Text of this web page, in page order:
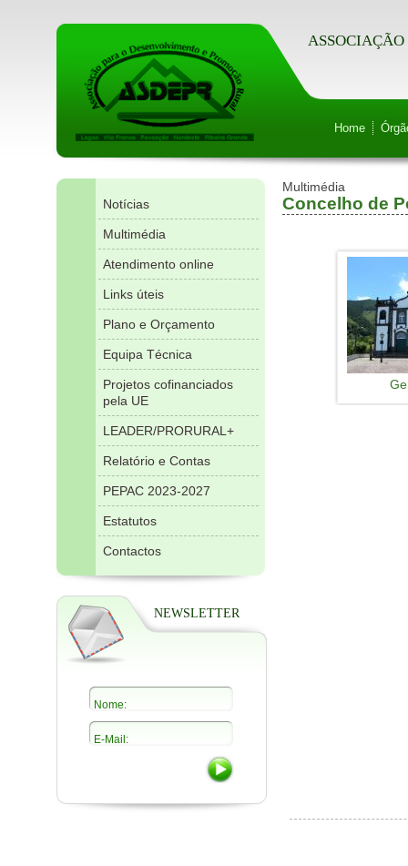
Home
Notícias
Multimédia
Atendimento online
Links úteis
Plano e Orçamento
Equipa Técnica
Projetos cofinanciados
pela UE
LEADER/PRORURAL+
Relatório e Contas
PEPAC 2023-2027
Estatutos
Contactos
NEWSLETTER
Multimédia
Concelho de